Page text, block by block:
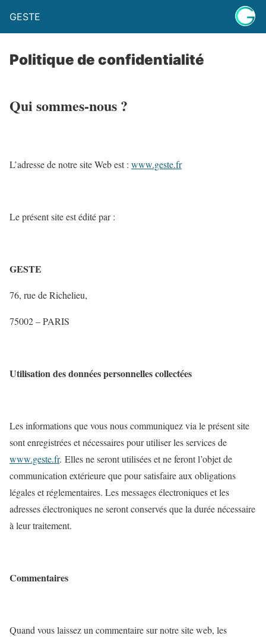
GESTE
Politique de confidentialité
Qui sommes-nous ?
L’adresse de notre site Web est : www.geste.fr
Le présent site est édité par :
GESTE
76, rue de Richelieu,
75002 – PARIS
Utilisation des données personnelles collectées
Les informations que vous nous communiquez via le présent site
sont enregistrées et nécessaires pour utiliser les services de
www.geste.fr. Elles ne seront utilisées et ne feront l’objet de
communication extérieure que pour satisfaire aux obligations
légales et réglementaires. Les messages électroniques et les
adresses électroniques ne seront conservés que la durée nécessaire
à leur traitement.
Commentaires
Quand vous laissez un commentaire sur notre site web, les